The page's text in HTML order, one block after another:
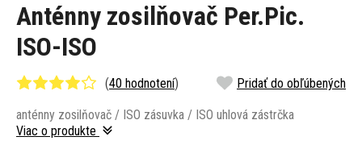
Anténny zosilňovač Per.Pic.
ISO-ISO
(40 hodnotení) Pridať do obľúbených
anténny zosilňovač / ISO zásuvka / ISO uhlová zástrčka
Viac o produkte